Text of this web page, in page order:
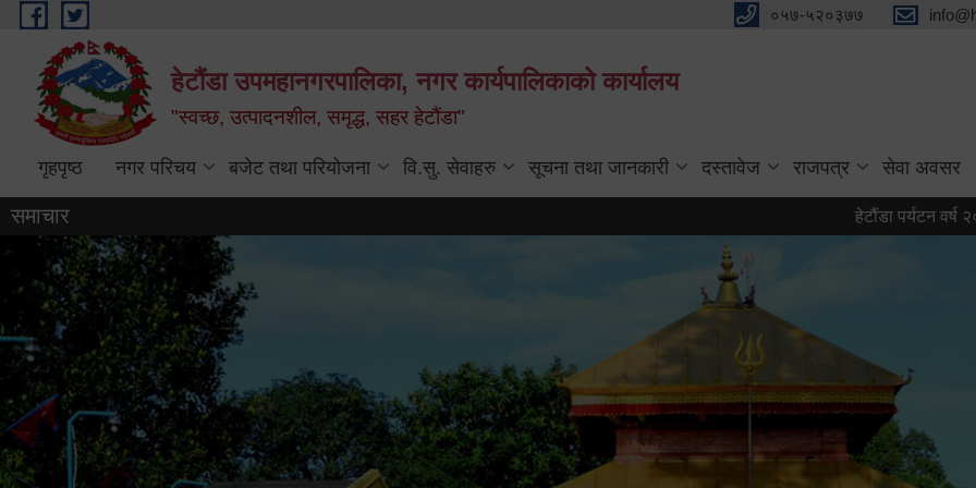
Skip to main content ०५७-५२०३७७
हेटौंडा उपमहानगरपालिका, नगर कार्यपालिकाको कार्यालय
"स्वच्छ, उत्पादनशील, समृद्ध, सहर हेटौंडा"
गृहपृष्ठ नगर परिचय बजेट तथा परियोजना वि.सु. सेवाहरु सूचना तथा जानकारी दस्तावेज राजपत्र सेवा अवसर
समाचार हेटौंडा पर्यटन वर्ष २०८३ को